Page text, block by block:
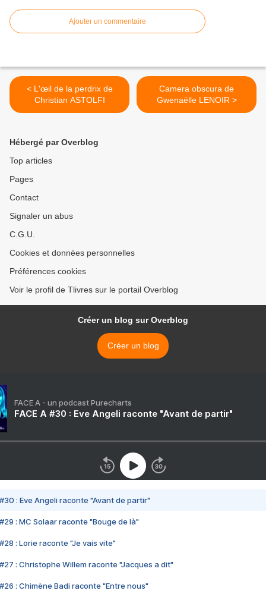
Ajouter un commentaire
< L'œil de la perdrix de
Christian ASTOLFI
Camera obscura de
Gwenaëlle LENOIR >
Hébergé par Overblog
Top articles
Pages
Contact
Signaler un abus
C.G.U.
Cookies et données personnelles
Préférences cookies
Voir le profil de Tlivres sur le portail Overblog
Créer un blog sur Overblog
Créer un blog
FACE A - un podcast Purecharts
FACE A #30 : Eve Angeli raconte "Avant de partir"
#30 : Eve Angeli raconte "Avant de partir"
#29 : MC Solaar raconte "Bouge de là"
#28 : Lorie raconte "Je vais vite"
#27 : Christophe Willem raconte "Jacques a dit"
#26 : Chimène Badi raconte "Entre nous"